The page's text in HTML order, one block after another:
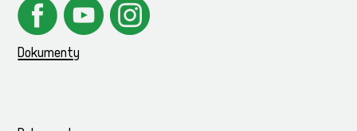
Dokumenty